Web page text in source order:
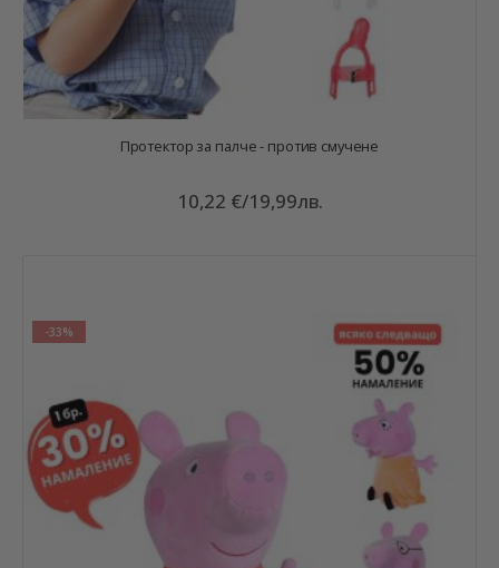
Протектор за палче - против смучене
10,22 €/19,99лв.
-33%